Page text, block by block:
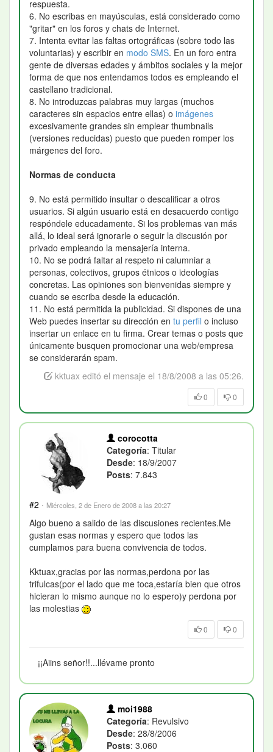
respuesta.
6. No escribas en mayúsculas, está considerado como
"gritar" en los foros y chats de Internet.
7. Intenta evitar las faltas ortográficas (sobre todo las
voluntarias) y escribir en modo SMS. En un foro entra
gente de diversas edades y ámbitos sociales y la mejor
forma de que nos entendamos todos es empleando el
castellano tradicional.
8. No introduzcas palabras muy largas (muchos
caracteres sin espacios entre ellas) o imágenes
excesivamente grandes sin emplear thumbnails
(versiones reducidas) puesto que pueden romper los
márgenes del foro.
Normas de conducta
9. No está permitido insultar o descalificar a otros
usuarios. Si algún usuario está en desacuerdo contigo
respóndele educadamente. Si los problemas van más
allá, lo ideal será ignorarle o seguir la discusión por
privado empleando la mensajería interna.
10. No se podrá faltar al respeto ni calumniar a
personas, colectivos, grupos étnicos o ideologías
concretas. Las opiniones son bienvenidas siempre y
cuando se escriba desde la educación.
11. No está permitida la publicidad. Si dispones de una
Web puedes insertar su dirección en tu perfil o incluso
insertar un enlace en tu firma. Crear temas o posts que
únicamente busquen promocionar una web/empresa
se considerarán spam.
kktuax editó el mensaje el 18/8/2008 a las 05:26.
0 0
corocotta
Categoría: Titular
Desde: 18/9/2007
Posts: 7.843
#2 · Miércoles, 2 de Enero de 2008 a las 20:27
Algo bueno a salido de las discusiones recientes.Me
gustan esas normas y espero que todos las
cumplamos para buena convivencia de todos.
Kktuax,gracias por las normas,perdona por las
trifulcas(por el lado que me toca,estaría bien que otros
hicieran lo mismo aunque no lo espero)y perdona por
las molestias
0 0
¡¡Aiins señor!!...llévame pronto
moi1988
Categoría: Revulsivo
Desde: 28/8/2006
Posts: 3.060